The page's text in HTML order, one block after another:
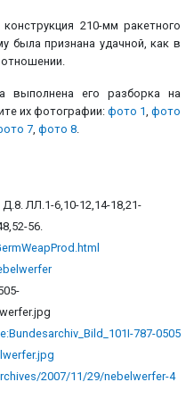
210-мм ракетного
была признана удачной, как в
отношении.
выполнена его разборка на
их фотографии: фото 1, фото
7, фото 8.
ЛЛ.1-6,10-12,14-18,21-
56.
787-0505
2007/11/29/nebelwerfer-4